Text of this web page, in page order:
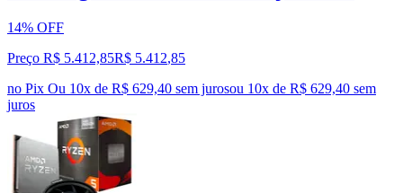
14% OFF
Preço R$ 5.412,85R$ 5.412,85
no Pix Ou 10x de R$ 629,40 sem jurosou 10x de R$ 629,40 sem
juros